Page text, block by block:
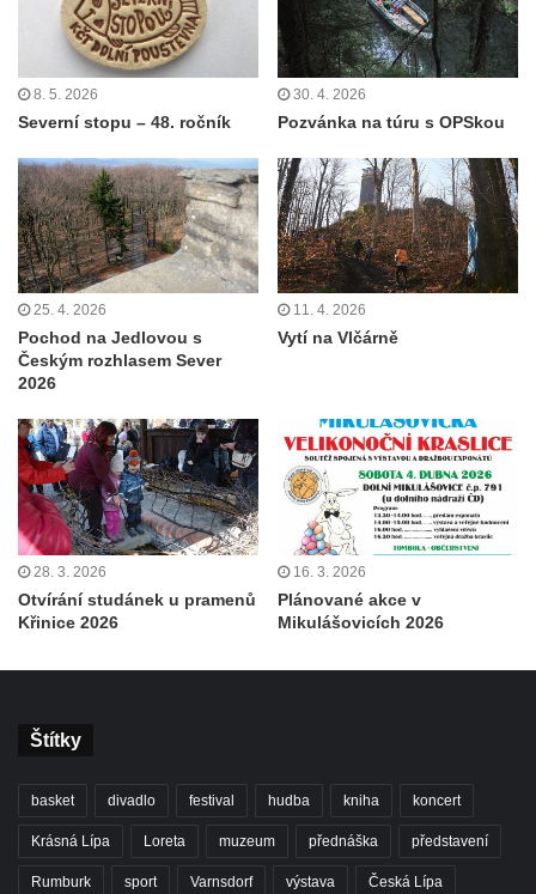
8. 5. 2026
Severní stopu – 48. ročník
30. 4. 2026
Pozvánka na túru s OPSkou
25. 4. 2026
Pochod na Jedlovou s
Českým rozhlasem Sever
2026
11. 4. 2026
Vytí na Vlčárně
28. 3. 2026
Otvírání studánek u pramenů
Křinice 2026
16. 3. 2026
Plánované akce v
Mikulášovicích 2026
Štítky
basket divadlo festival hudba kniha koncert
Krásná Lípa Loreta muzeum přednáška představení
Rumburk sport Varnsdorf výstava Česká Lípa